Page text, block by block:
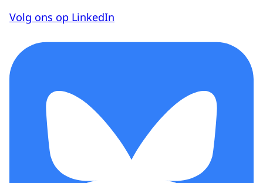
Volg ons op LinkedIn